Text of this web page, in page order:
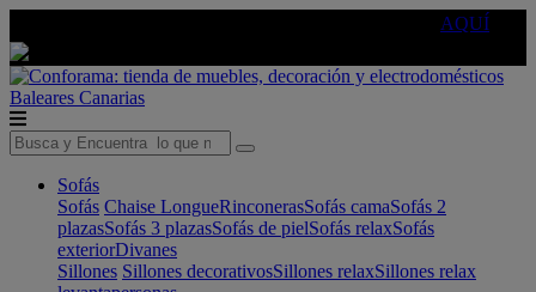
AQUÍ
Baleares Canarias
Sofás
Sofás Chaise LongueRinconerasSofás camaSofás 2
plazasSofás 3 plazasSofás de pielSofás relaxSofás
exteriorDivanes
Sillones Sillones decorativosSillones relaxSillones relax